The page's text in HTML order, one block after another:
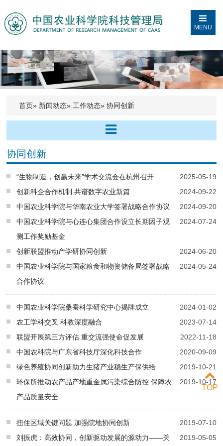
MENU
首页» 新闻动态» 工作动态» 协同创新
协同创新
2025-05-19
“生物制造，创赢未来”学术交流会在杭州召开
2024-09-22
创新科企合作机制 共谱数字农业新篇
2024-09-20
中国农业科学院与华南农业大学签署战略合作协议
2024-07-24
中国农业科学院与心连心集团合作设立长期因子观
测工作奖励基金
2024-06-20
创新联盟推动产学研协同创新
2024-05-24
中国农业科学院与国家粮食和物资储备局签署战略
合作协议
2024-01-02
中国农业科学院桑蚕科学研究中心揭牌成立
2023-07-14
农工学科交叉 科教深度融合
2022-11-18
联盟开展第三方评估 重交流强使命促发展
2020-09-09
中国农科院与广东省科技厅深化科技合作
2019-10-21
绿色养殖协同创新助力生猪产业稳生产保供给
2019-10-17
环保所推动农产品产地重金属污染综合防控 保障农
产品质量安全
2019-07-10
扭住区域关键问题 加强院地协同创新
2019-05-05
刘振虎：高效协同，创新驱动发展的源动力——关
TOP